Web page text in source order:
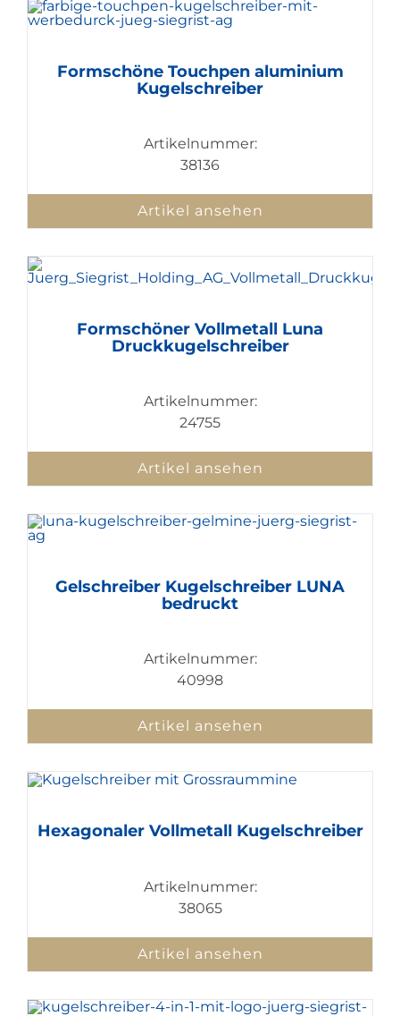
Formschöne Touchpen aluminium
Kugelschreiber
Artikelnummer:
38136
Artikel ansehen
Formschöner Vollmetall Luna
Druckkugelschreiber
Artikelnummer:
24755
Artikel ansehen
Gelschreiber Kugelschreiber LUNA
bedruckt
Artikelnummer:
40998
Artikel ansehen
Hexagonaler Vollmetall Kugelschreiber
Artikelnummer:
38065
Artikel ansehen